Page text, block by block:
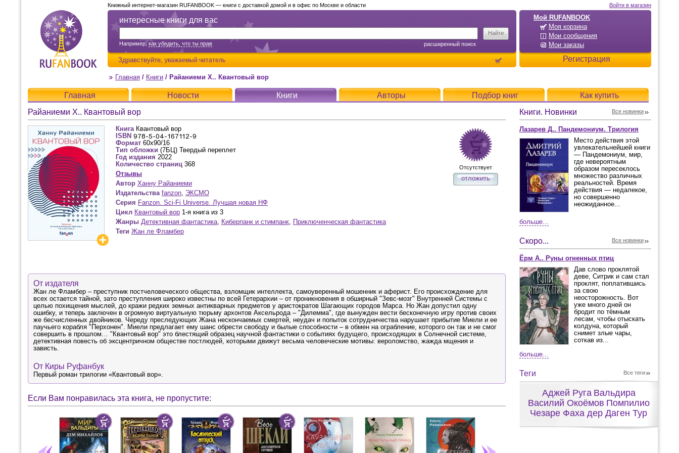
Мой RUFANBOOK
Моя корзина
Мои сообщения
Мои заказы
Регистрация
Войти в магазин
интересные книги для вас
Например,как убедить, что ты прав расширенный поиск
Здравствуйте, уважаемый читатель
Книжный интернет-магазин RUFANBOOK — книги с доставкой домой и в офис по Москве и области
Главная / Книги / Райаниеми Х.. Квантовый вор
Главная Новости Книги Авторы Подбор книг
Как купить
Райаниеми Х.. Квантовый вор
Книга Квантовый вор
ISBN
Формат 60x90/16
Тип обложки (7БЦ) Твердый переплет
Год издания 2022
Количество страниц 368
Отзывы
Автор Ханну Райаниеми
Издательства fanzon, ЭКСМО
Серия Fanzon. Sci-Fi Universe. Лучшая новая НФ
Цикл Квантовый вор 1-я книга из 3
Жанры Детективная фантастика, Киберпанк и стимпанк, Приключенческая фантастика
Теги Жан ле Фламбер
Отсутствует
отложить
От издателя
Жан ле Фламбер – преступник постчеловеческого общества, взломщик интеллекта, самоуверенный мошенник и аферист. Его происхождение для
всех остается тайной, зато преступления широко известны по всей Гетерархии – от проникновения в обширный "Зевс-мозг" Внутренней Системы с
целью похищения мыслей, до кражи редких земных антикварных предметов у аристократов Шагающих городов Марса. Но Жан допустил одну
ошибку, и теперь заключен в огромную виртуальную тюрьму архонтов Аксельрода – "Дилемма", где вынужден вести бесконечную игру против своих
же бесчисленных двойников. Череду преследующих Жана нескончаемых смертей, неудач и попыток сотрудничества нарушает прибытие Миели и ее
паучьего корабля "Перхонен". Миели предлагает ему шанс обрести свободу и былые способности – в обмен на ограбление, которого он так и не смог
совершить в прошлом… "Квантовый вор" это блестящий образец научной фантастики о событиях будущего, происходящих в Солнечной системе,
детективная повесть об эксцентричном обществе постлюдей, которыми движут весьма человеческие мотивы: вероломство, жажда мщения и
зависть.
От Киры Руфанбук
Первый роман трилогии «Квантовый вор».
Если Вам понравилась эта книга, не пропустите:
Книги. Новинки Все новинки
Лазарев Д.. Пандемониум. Трилогия
Место действия этой
увлекательнейшей книги
— Пандемониум, мир,
где невероятным
образом пересеклось
множество различных
реальностей. Время
действия — недалекое,
но совершенно
неожиданное...
больше...
Скоро... Все новинки
Ёрм А.. Руны огненных птиц
Дав слово проклятой
деве, Ситрик и сам стал
проклят, поплатившись
за свою
неосторожность. Вот
уже много дней он
бродит по тёмным
лесам, чтобы отыскать
колдуна, который
снимет злые чары,
соткав из...
больше...
Теги Все теги
Аджей Руга Вальдира
Василий Окоёмов Помпилио
Чезаре Фаха дер Даген Тур